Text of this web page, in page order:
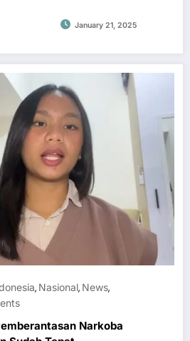
January 21, 2025
, Nasional, News,
Narkoba